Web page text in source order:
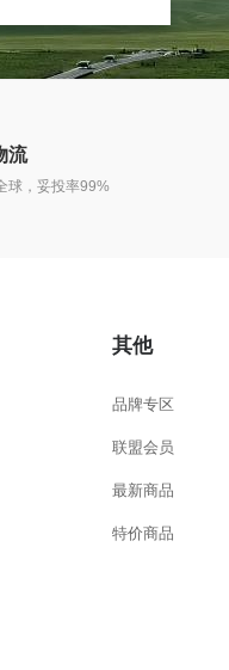
流
球，妥投率99%
其他
品牌专区
联盟会员
最新商品
特价商品